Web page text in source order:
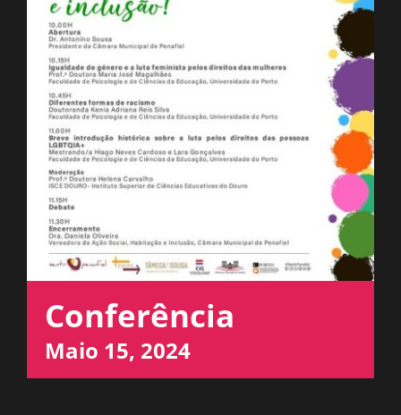
ESPAÇO OUVINTE
CONTACTOS
OUVIR
Conferência
Maio 15, 2024